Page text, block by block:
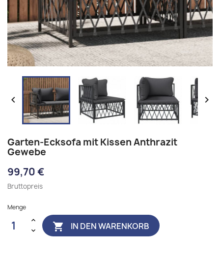
 
Garten-Ecksofa mit Kissen Anthrazit
Gewebe
99,70 €
Bruttopreis
Menge
 IN DEN WARENKORB